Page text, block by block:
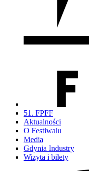
51. FPFF
Aktualności
O Festiwalu
Media
Gdynia Industry
Wizyta i bilety